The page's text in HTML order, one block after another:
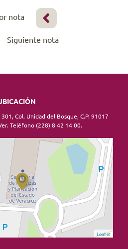
nota
Siguiente nota
301, Col. Unidad del Bosque, C.P. 91017
Teléfono (228) 8 42 14 00.
Leaflet